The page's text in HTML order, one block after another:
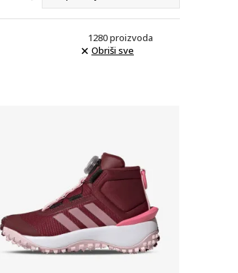
1280proizvoda
Obriši sve
Uporedi